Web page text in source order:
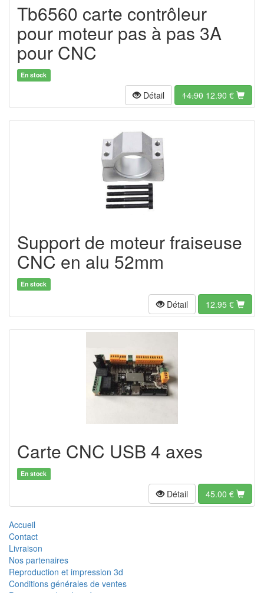
Tb6560 carte contrôleur
pour moteur pas à pas 3A
pour CNC
En stock
Détail 14.90 12.90 €
Support de moteur fraiseuse
CNC en alu 52mm
En stock
Détail 12.95 €
Carte CNC USB 4 axes
En stock
Détail 45.00 €
Accueil
Contact
Livraison
Nos partenaires
Reproduction et impression 3d
Conditions générales de ventes